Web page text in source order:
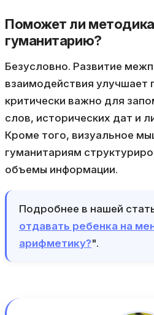
Поможет ли
гуманитарию?
Безусловно. Развитие
взаимодействия улучшает
критически важно для
слов, исторических дат и
Кроме того, визуальное
гуманитариям
объемы информации.
Подробнее в нашей
отдавать ребенка на
арифметику?".